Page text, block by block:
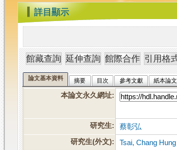
值
系
統
::: 詳目顯示
論文基本資料 摘要 目次 參考文獻 紙本論文
本論文永久網址:
研究生:
蔡彰弘
研究生(外文):
Tsai, Chang Hung